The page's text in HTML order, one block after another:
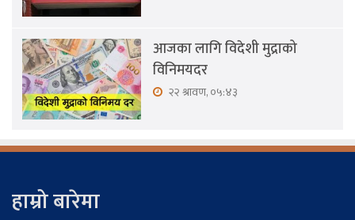
आजका लागि विदेशी मुद्राको
विनिमयदर
२२ श्रावण, ०५:४३
हाम्रो बारेमा